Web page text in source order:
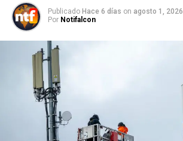
Publicado Hace 6 días on agosto 1, 2026
Por Notifalcon